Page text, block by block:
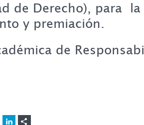
de Derecho), para
y premiación.
de